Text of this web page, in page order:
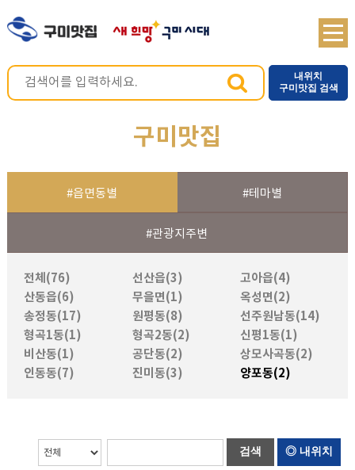
내위치
구미맛집 검색
구미맛집
#읍면동별 #테마별
#관광지주변
전체(76) 선산읍(3)
고아읍(4)
산동읍(6)
무을면(1)
옥성면(2)
송정동(17)
원평동(8)
선주원남동(14)
형곡1동(1)
형곡2동(2)
신평1동(1)
비산동(1)
공단동(2)
상모사곡동(2)
인동동(7)
진미동(3) 양포동(2)
검색 ◎ 내위치